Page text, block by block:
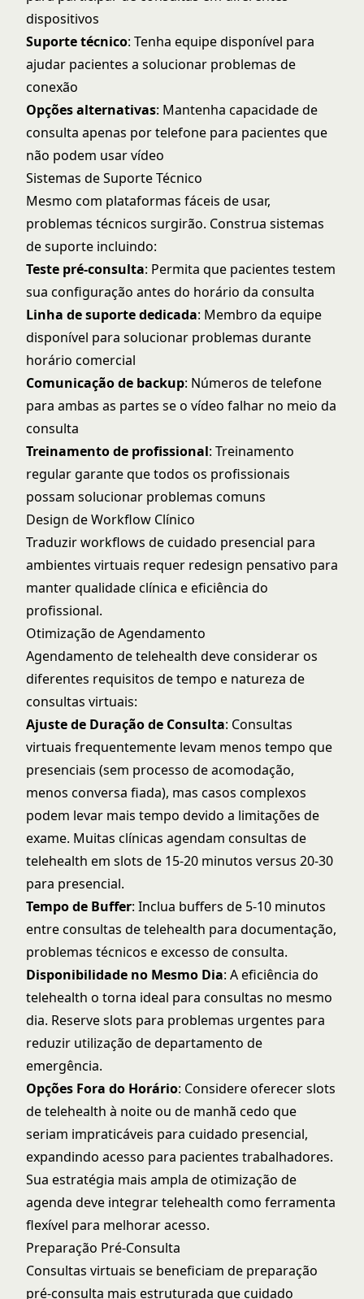
dispositivos
Suporte técnico: Tenha equipe disponível para
ajudar pacientes a solucionar problemas de
conexão
Opções alternativas: Mantenha capacidade de
consulta apenas por telefone para pacientes que
não podem usar vídeo
Sistemas de Suporte Técnico
Mesmo com plataformas fáceis de usar,
problemas técnicos surgirão. Construa sistemas
de suporte incluindo:
Teste pré-consulta: Permita que pacientes testem
sua configuração antes do horário da consulta
Linha de suporte dedicada: Membro da equipe
disponível para solucionar problemas durante
horário comercial
Comunicação de backup: Números de telefone
para ambas as partes se o vídeo falhar no meio da
consulta
Treinamento de profissional: Treinamento
regular garante que todos os profissionais
possam solucionar problemas comuns
Design de Workflow Clínico
Traduzir workflows de cuidado presencial para
ambientes virtuais requer redesign pensativo para
manter qualidade clínica e eficiência do
profissional.
Otimização de Agendamento
Agendamento de telehealth deve considerar os
diferentes requisitos de tempo e natureza de
consultas virtuais:
Ajuste de Duração de Consulta: Consultas
virtuais frequentemente levam menos tempo que
presenciais (sem processo de acomodação,
menos conversa fiada), mas casos complexos
podem levar mais tempo devido a limitações de
exame. Muitas clínicas agendam consultas de
telehealth em slots de 15-20 minutos versus 20-30
para presencial.
Tempo de Buffer: Inclua buffers de 5-10 minutos
entre consultas de telehealth para documentação,
problemas técnicos e excesso de consulta.
Disponibilidade no Mesmo Dia: A eficiência do
telehealth o torna ideal para consultas no mesmo
dia. Reserve slots para problemas urgentes para
reduzir utilização de departamento de
emergência.
Opções Fora do Horário: Considere oferecer slots
de telehealth à noite ou de manhã cedo que
seriam impraticáveis para cuidado presencial,
expandindo acesso para pacientes trabalhadores.
Sua estratégia mais ampla deotimização de
agenda deve integrar telehealth como ferramenta
flexível para melhorar acesso.
Preparação Pré-Consulta
Consultas virtuais se beneficiam de preparação
pré-consulta mais estruturada que cuidado